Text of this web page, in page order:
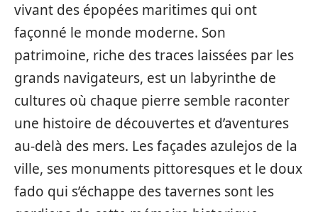
vivant des épopées maritimes qui ont
façonné le monde moderne. Son
patrimoine, riche des traces laissées par les
grands navigateurs, est un labyrinthe de
cultures où chaque pierre semble raconter
une histoire de découvertes et d’aventures
au-delà des mers. Les façades azulejos de la
ville, ses monuments pittoresques et le doux
fado qui s’échappe des tavernes sont les